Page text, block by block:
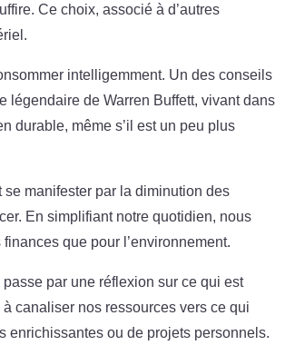
Ce choix, associé à d’autres
intelligemment. Un des conseils
légendaire de Warren Buffett, vivant dans
durable, même s’il est un peu plus
manifester par la diminution des
En simplifiant notre quotidien, nous
que pour l’environnement.
passe par une réflexion sur ce qui est
canaliser nos ressources vers ce qui
enrichissantes ou de projets personnels.